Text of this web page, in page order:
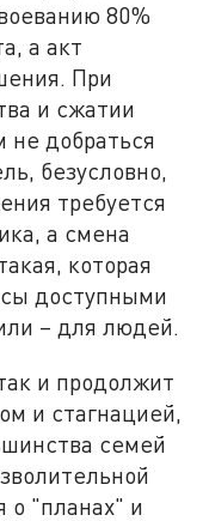
80%
а акт
При
и сжатии
не добраться
безусловно,
требуется
а смена
которая
доступными
– для людей.
и продолжит
и стагнацией,
семей
о "планах" и